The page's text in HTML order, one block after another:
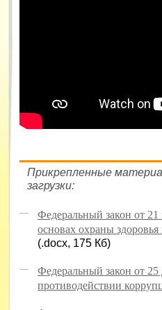
Прикрепленные
загрузки:
Федеральный закон от
основах охраны
(.docx, 175 Кб)
Федеральный закон от
противодействии